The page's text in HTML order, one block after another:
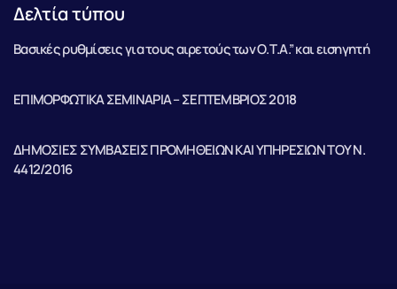
Δελτία τύπου
Βασικές ρυθμίσεις για τους αιρετούς των Ο.Τ.Α.” και εισηγητή
ΕΠΙΜΟΡΦΩΤΙΚΑ ΣΕΜΙΝΑΡΙΑ – ΣΕΠΤΕΜΒΡΙΟΣ 2018
ΔΗΜΟΣΙΕΣ ΣΥΜΒΑΣΕΙΣ ΠΡΟΜΗΘΕΙΩΝ ΚΑΙ ΥΠΗΡΕΣΙΩΝ ΤΟΥ Ν.
4412/2016